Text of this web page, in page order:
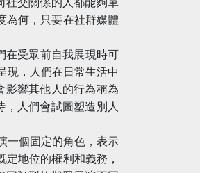
社交關係的人都能夠單
為何，只要在社群媒體
在受眾前自我展現時可
現，人們在日常生活中
影響其他人的行為稱為
，人們會試圖塑造別人
一個固定的角色，表示
定地位的權利和義務，